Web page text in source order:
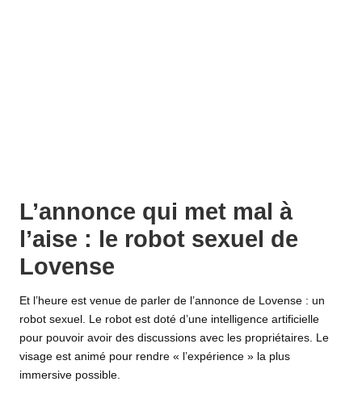
L’annonce qui met mal à
l’aise : le robot sexuel de
Lovense
Et l’heure est venue de parler de l’annonce de Lovense : un
robot sexuel. Le robot est doté d’une intelligence artificielle
pour pouvoir avoir des discussions avec les propriétaires. Le
visage est animé pour rendre « l’expérience » la plus
immersive possible.